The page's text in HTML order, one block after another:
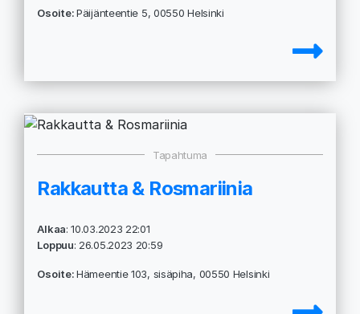
Osoite:Päijänteentie 5, 00550 Helsinki
Tapahtuma
Rakkautta & Rosmariinia
Alkaa: 10.03.2023 22:01
Loppuu: 26.05.2023 20:59
Osoite:Hämeentie 103, sisäpiha, 00550 Helsinki